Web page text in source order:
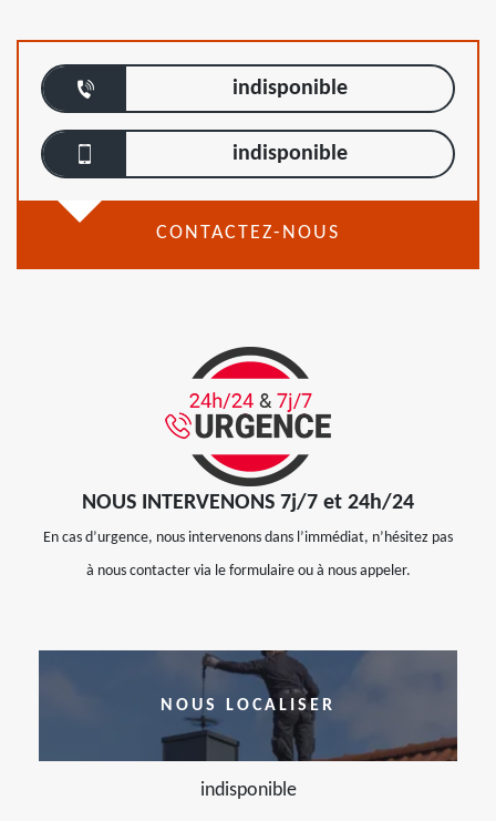
indisponible
indisponible
CONTACTEZ-NOUS
NOUS INTERVENONS 7j/7 et 24h/24
En cas d’urgence, nous intervenons dans l’immédiat, n’hésitez pas
à nous contacter via le formulaire ou à nous appeler.
NOUS LOCALISER
indisponible